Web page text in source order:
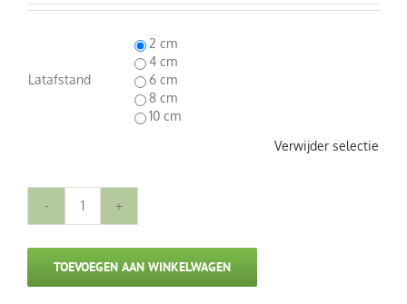
tot
Latafstand
2 cm
4 cm
6 cm
8 cm
10 cm
Verwijder selectie
Boomraster
1.75m
ijzeren
frame
TOEVOEGEN AAN WINKELWAGEN